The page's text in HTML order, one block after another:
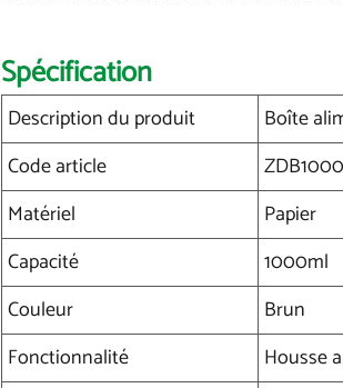
Spécification
Description du produit
Boîte
Code article
Matériel
Papier
Capacité
1000ml
Couleur
Brun
Fonctionnalité
Housse